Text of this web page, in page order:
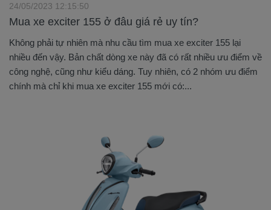
Mua xe exciter 155 ở đâu giá rẻ uy tín?
24/05/2023 12:15:50
Không phải tự nhiên mà nhu cầu tìm mua xe exciter 155 lại
nhiều đến vậy. Bản chất dòng xe này đã có rất nhiều ưu điểm về
công nghệ, cũng như kiểu dáng. Tuy nhiên, có 2 nhóm ưu điểm
chính mà chỉ khi mua xe exciter 155 mới có:...